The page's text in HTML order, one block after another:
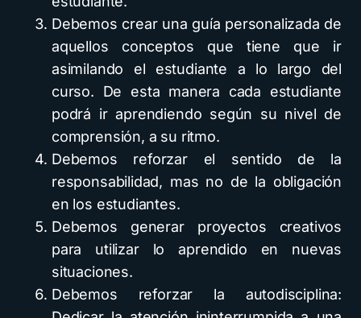
Debemos crear una guía personalizada de
aquellos conceptos que tiene que ir
asimilando el estudiante a lo largo del
curso. De esta manera cada estudiante
podrá ir aprendiendo según su nivel de
comprensión, a su ritmo.
Debemos reforzar el sentido de la
responsabilidad, mas no de la obligación
en los estudiantes.
Debemos generar proyectos creativos
para utilizar lo aprendido en nuevas
situaciones.
Debemos reforzar la autodisciplina: